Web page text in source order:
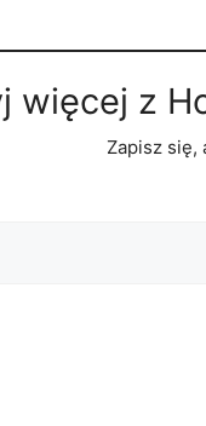
więcej z
Zapisz się,